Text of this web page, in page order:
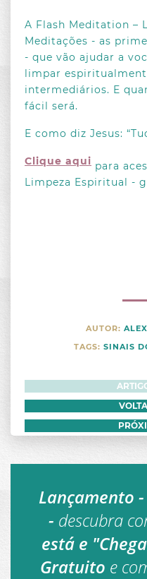
A Flash Meditation –
Meditações - as
- que vão ajudar a
limpar
intermediários. E
fácil será.
E como diz Jesus:
Clique aqui para
Limpeza Espiritual -
AUTOR:
TAGS: SINAIS
Lançamento -
- descubra
está e
Gratuito e